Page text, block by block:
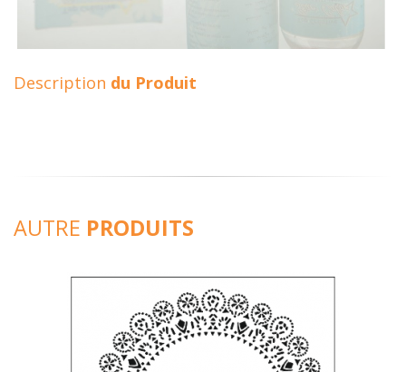
Description du Produit
AUTRE PRODUITS